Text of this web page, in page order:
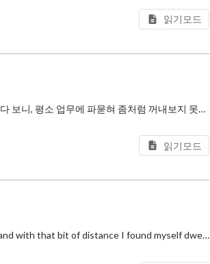
읽기모드
이번에 신혼여행으로 인해 간만에 일에서 한 발 물러나 며칠을 보내다 보니, 평소 업무에 파묻혀 좀처럼 꺼내보지 못하던 질문 하나를 오래 들여다보게 됐다.
읽기모드
A honeymoon recently pulled me away from work for a few days, and with that bit of distance I found myself dwelling on a questio